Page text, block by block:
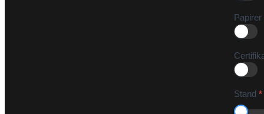
Papirer
Stand *